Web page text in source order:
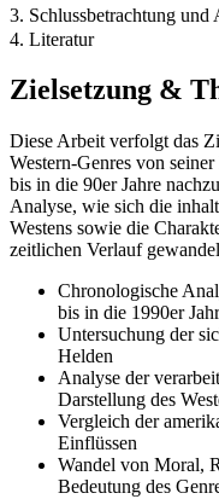
3. Schlussbetrachtung und
4. Literatur
Zielsetzung &
Diese Arbeit verfolgt das
Western-Genres von
bis in die 90er Jahre
Analyse, wie sich die
Westens sowie die
zeitlichen Verlauf
Chronologische
bis in die 1990er
Untersuchung der
Helden
Analyse der
Darstellung des
Vergleich der
Einflüssen
Wandel von Moral,
Bedeutung des